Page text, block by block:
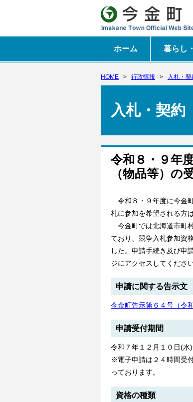
ホーム 暮らし
HOME > 行政情報 > 入札・契
入札・契約
令和８・９年
（物品等）の
令和８・９年度に今金
札に参加を希望される方
今金町では北海道市町
ており、競争入札参加資
した。申請手続き及び申
ジにアクセスしてください
申請に関する告示文
今金町告示第６４号（令
申請受付期間
令和７年１２月１０日(
※電子申請は２４時間受
っております。
資格の種類